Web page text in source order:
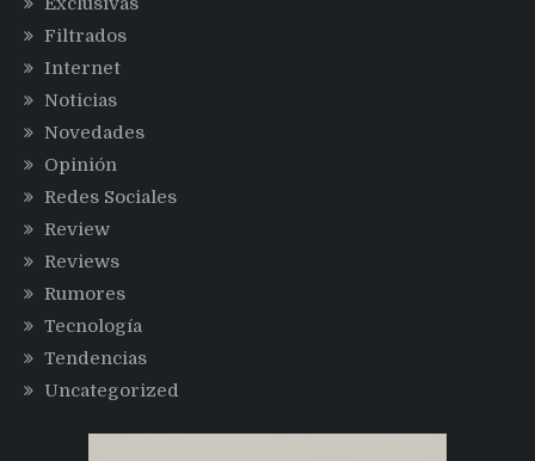
Filtrados
Internet
Noticias
Novedades
Opinión
Redes Sociales
Review
Reviews
Rumores
Tecnología
Tendencias
Uncategorized